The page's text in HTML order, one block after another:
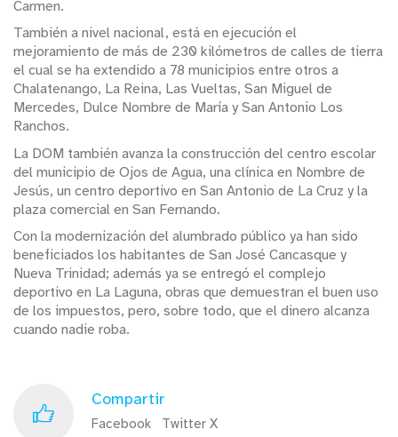
Carmen.
También a nivel nacional, está en ejecución el
mejoramiento de más de 230 kilómetros de calles de tierra
el cual se ha extendido a 78 municipios entre otros a
Chalatenango, La Reina, Las Vueltas, San Miguel de
Mercedes, Dulce Nombre de María y San Antonio Los
Ranchos.
La DOM también avanza la construcción del centro escolar
del municipio de Ojos de Agua, una clínica en Nombre de
Jesús, un centro deportivo en San Antonio de La Cruz y la
plaza comercial en San Fernando.
Con la modernización del alumbrado público ya han sido
beneficiados los habitantes de San José Cancasque y
Nueva Trinidad; además ya se entregó el complejo
deportivo en La Laguna, obras que demuestran el buen uso
de los impuestos, pero, sobre todo, que el dinero alcanza
cuando nadie roba.
Compartir
Facebook Twitter X